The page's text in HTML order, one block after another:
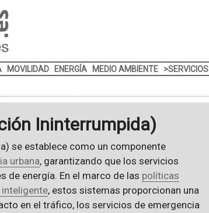
MOVILIDAD ENERGÍA MEDIO AMBIENTE >SERVICIOS
Ininterrumpida)
se establece como un componente
urbana, garantizando que los servicios
de energía. En el marco de las políticas
, estos sistemas proporcionan una
en el tráfico, los servicios de emergencia